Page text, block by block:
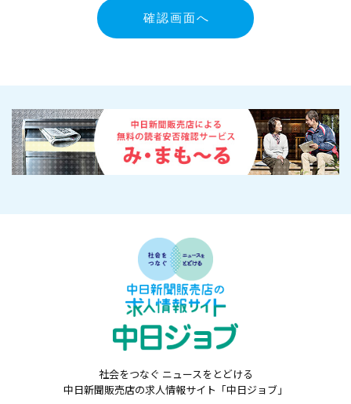
確認画面へ
社会をつなぐ ニュースをとどける
中日新聞販売店の求人情報サイト「中日ジョブ」